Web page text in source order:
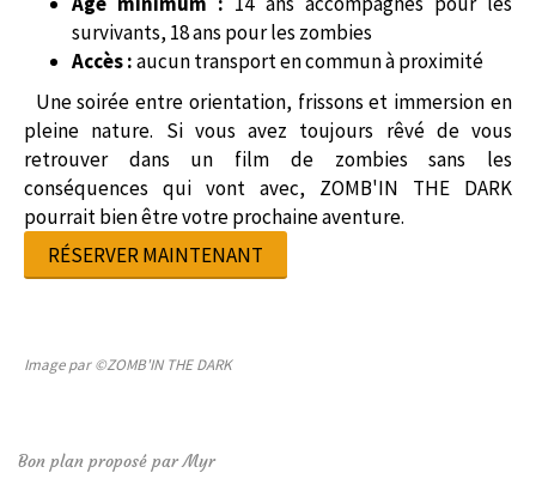
survivants, 18 ans pour les zombies
Accès :aucun transport en commun à proximité
Une soirée entre orientation, frissons et immersion en
pleine nature. Si vous avez toujours rêvé de vous
retrouver dans un film de zombies sans les
conséquences qui vont avec, ZOMB'IN THE DARK
pourrait bien être votre prochaine aventure.
RÉSERVER MAINTENANT
Image par ©ZOMB'IN THE DARK
Bon plan proposé par Myr